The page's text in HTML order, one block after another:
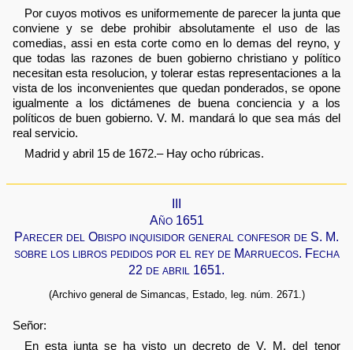
Por cuyos motivos es uniformemente de parecer la junta que
conviene y se debe prohibir absolutamente el uso de las
comedias, assi en esta corte como en lo demas del reyno, y
que todas las razones de buen gobierno christiano y político
necesitan esta resolucion, y tolerar estas representaciones a la
vista de los inconvenientes que quedan ponderados, se opone
igualmente a los dictámenes de buena conciencia y a los
políticos de buen gobierno. V. M. mandará lo que sea más del
real servicio.
Madrid y abril 15 de 1672.– Hay ocho rúbricas.
III
Año 1651
Parecer del Obispo inquisidor general confesor de S. M.
sobre los libros pedidos por el rey de Marruecos. Fecha
22 de abril 1651.
(Archivo general de Simancas, Estado, leg. núm. 2671.)
Señor:
En esta junta se ha visto un decreto de V. M. del tenor